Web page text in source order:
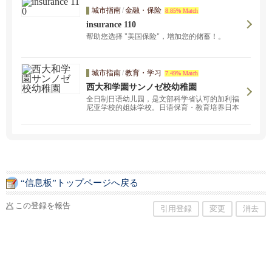
城市指南/金融・保险 8.85% Match
insurance 110
帮助您选择 "美国保险"，增加您的储蓄！。
城市指南/教育・学习 7.49% Match
西大和学園サンノゼ校幼稚園
全日制日语幼儿园，是文部科学省认可的加利福
尼亚学校的姐妹学校。日语保育・教育培养日本
“信息板”トップページへ戻る
この登録を報告 引用登録 変更 消去